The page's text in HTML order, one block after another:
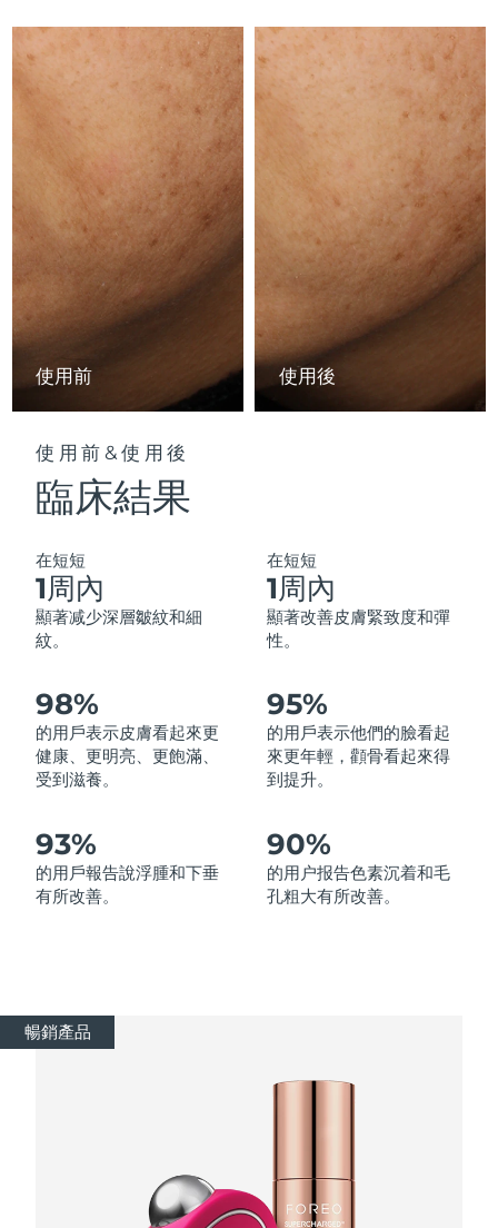
使用前 使用後
使用前&使用後
臨床結果
在短短
1周內
顯著减少深層皺紋和細
紋。
在短短
1周內
顯著改善皮膚緊致度和彈
性。
98%
的用戶表示皮膚看起來更
健康、更明亮、更飽滿、
受到滋養。
95%
的用戶表示他們的臉看起
來更年輕，顴骨看起來得
到提升。
93%
的用戶報告說浮腫和下垂
有所改善。
90%
的用户报告色素沉着和毛
孔粗大有所改善。
暢銷產品
關於我們
拉脫維亞 預計送達日期 8/9/26
黎巴嫩 預計送達日期 8/10/26
立陶宛 預計送達日期 8/9/26
盧森堡 預計送達日期 8/9/26
中國澳門特別行政區 預計送達日期 8/11/26
馬來西亞 預計送達日期8/12/26
馬爾他 預計送達日期
墨西哥 預計送達日期8/13/26
摩納哥
荷蘭
紐西蘭
挪威 預計送達日期8/9/26
菲律賓 預計送達日期8/12/26
波蘭 預計送達日期
葡萄牙 預計送達日期
波多黎各 預計送達日期8/11/26
羅馬尼亞